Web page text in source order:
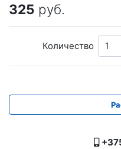
325 руб.
Количество